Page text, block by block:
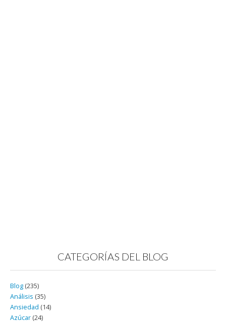
CATEGORÍAS DEL BLOG
Blog (235)
Análisis (35)
Ansiedad (14)
Azúcar (24)